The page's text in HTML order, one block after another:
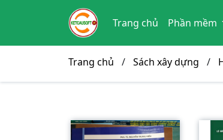
Trang chủ Phần mềm
Trang chủ / Sách xây dựng /